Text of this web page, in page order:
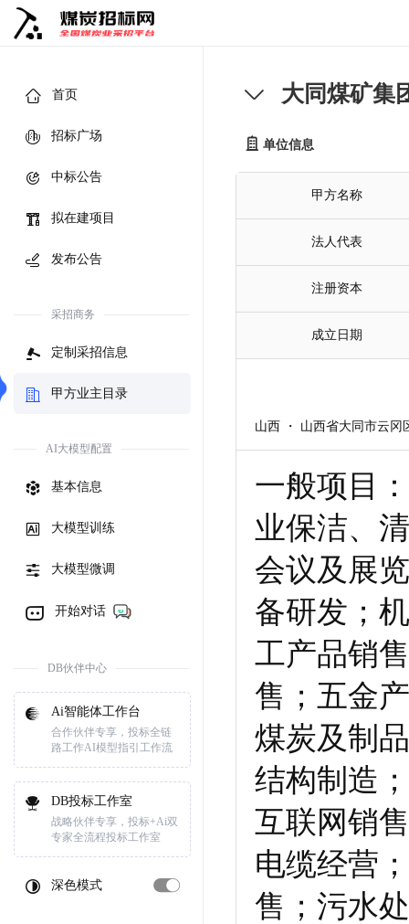
首页
招标广场
中标公告
拟在建项目
发布公告
采招商务
定制采招信息
甲方业主目录
AI大模型配置
基本信息
大模型训练
大模型微调
开始对话
DB伙伴中心
Ai智能体工作台
合作伙伴专享，投标全链
路工作AI模型指引工作流
DB投标工作室
战略伙伴专享，投标+Ai双
专家全流程投标工作室
深色模式
大同煤矿集
单位信息
甲方名称
法人代表
注册资本
成立日期
山西 ・ 山西省大同市云冈
一般项目
业保洁、
会议及展
备研发；
工产品销
售；五金
煤炭及制
结构制造
互联网销
电缆经营
售；污水